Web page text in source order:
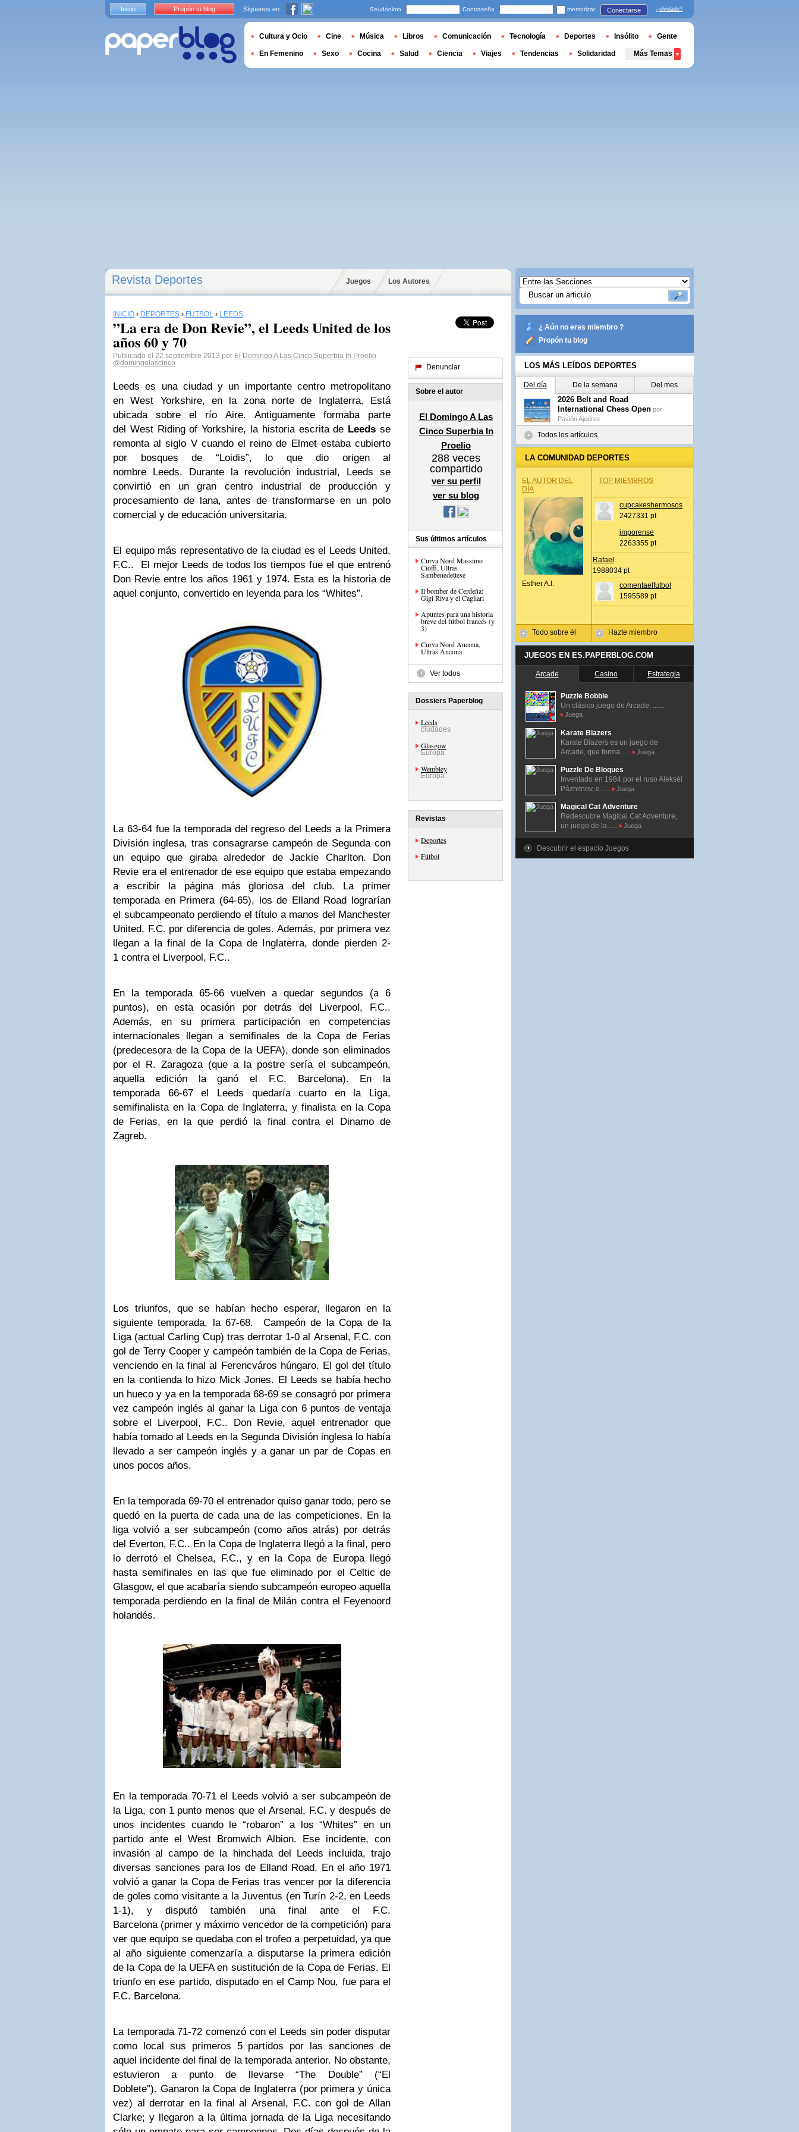
Revista Deportes Juegos Los Autores
INICIO › DEPORTES › FÚTBOL › LEEDS
”La era de Don Revie”, el Leeds United de los
años 60 y 70
Publicado el 22 septiembre 2013 por El Domingo A Las Cinco Superbia In Proelio
@domingolascinco
Leeds es una ciudad y un importante centro metropolitano
en West Yorkshire, en la zona norte de Inglaterra. Está
ubicada sobre el río Aire. Antiguamente formaba parte
del West Riding of Yorkshire, la historia escrita de Leeds se
remonta al siglo V cuando el reino de Elmet estaba cubierto
por bosques de “Loidis”, lo que dio origen al
nombre Leeds. Durante la revolución industrial, Leeds se
convirtió en un gran centro industrial de producción y
procesamiento de lana, antes de transformarse en un polo
comercial y de educación universitaria.
El equipo más representativo de la ciudad es el Leeds United,
F.C.. El mejor Leeds de todos los tiempos fue el que entrenó
Don Revie entre los años 1961 y 1974. Esta es la historia de
aquel conjunto, convertido en leyenda para los “Whites”.
La 63-64 fue la temporada del regreso del Leeds a la Primera
División inglesa, tras consagrarse campeón de Segunda con
un equipo que giraba alrededor de Jackie Charlton. Don
Revie era el entrenador de ese equipo que estaba empezando
a escribir la página más gloriosa del club. La primer
temporada en Primera (64-65), los de Elland Road lograrían
el subcampeonato perdiendo el título a manos del Manchester
United, F.C. por diferencia de goles. Además, por primera vez
llegan a la final de la Copa de Inglaterra, donde pierden 2-
1 contra el Liverpool, F.C..
En la temporada 65-66 vuelven a quedar segundos (a 6
puntos), en esta ocasión por detrás del Liverpool, F.C..
Además, en su primera participación en competencias
internacionales llegan a semifinales de la Copa de Ferias
(predecesora de la Copa de la UEFA), donde son eliminados
por el R. Zaragoza (que a la postre sería el subcampeón,
aquella edición la ganó el F.C. Barcelona). En la
temporada 66-67 el Leeds quedaría cuarto en la Liga,
semifinalista en la Copa de Inglaterra, y finalista en la Copa
de Ferias, en la que perdió la final contra el Dinamo de
Zagreb.
Los triunfos, que se habían hecho esperar, llegaron en la
siguiente temporada, la 67-68. Campeón de la Copa de la
Liga (actual Carling Cup) tras derrotar 1-0 al Arsenal, F.C. con
gol de Terry Cooper y campeón también de la Copa de Ferias,
venciendo en la final al Ferencváros húngaro. El gol del título
en la contienda lo hizo Mick Jones. El Leeds se había hecho
un hueco y ya en la temporada 68-69 se consagró por primera
vez campeón inglés al ganar la Liga con 6 puntos de ventaja
sobre el Liverpool, F.C.. Don Revie, aquel entrenador que
había tomado al Leeds en la Segunda División inglesa lo había
llevado a ser campeón inglés y a ganar un par de Copas en
unos pocos años.
En la temporada 69-70 el entrenador quiso ganar todo, pero se
quedó en la puerta de cada una de las competiciones. En la
liga volvió a ser subcampeón (como años atrás) por detrás
del Everton, F.C.. En la Copa de Inglaterra llegó a la final, pero
lo derrotó el Chelsea, F.C., y en la Copa de Europa llegó
hasta semifinales en las que fue eliminado por el Celtic de
Glasgow, el que acabaría siendo subcampeón europeo aquella
temporada perdiendo en la final de Milán contra el Feyenoord
holandés.
En la temporada 70-71 el Leeds volvió a ser subcampeón de
la Liga, con 1 punto menos que el Arsenal, F.C. y después de
unos incidentes cuando le “robaron” a los “Whites” en un
partido ante el West Bromwich Albion. Ese incidente, con
invasión al campo de la hinchada del Leeds incluida, trajo
diversas sanciones para los de Elland Road. En el año 1971
volvió a ganar la Copa de Ferias tras vencer por la diferencia
de goles como visitante a la Juventus (en Turín 2-2, en Leeds
1-1), y disputó también una final ante el F.C.
Barcelona (primer y máximo vencedor de la competición) para
ver que equipo se quedaba con el trofeo a perpetuidad, ya que
al año siguiente comenzaría a disputarse la primera edición
de la Copa de la UEFA en sustitución de la Copa de Ferias. El
triunfo en ese partido, disputado en el Camp Nou, fue para el
F.C. Barcelona.
La temporada 71-72 comenzó con el Leeds sin poder disputar
como local sus primeros 5 partidos por las sanciones de
aquel incidente del final de la temporada anterior. No obstante,
estuvieron a punto de llevarse “The Double” (“El
Doblete”). Ganaron la Copa de Inglaterra (por primera y única
vez) al derrotar en la final al Arsenal, F.C. con gol de Allan
Clarke; y llegaron a la última jornada de la Liga necesitando
Denunciar
Sobre el autor
El Domingo A Las
Cinco Superbia In
Proelio
288 veces
compartido
ver su perfil
ver su blog
Sus últimos artículos
Curva Nord Massimo
Cioffi, Ultras
Sambenedettese
Il bomber de Cerdeña:
Gigi Riva y el Cagliari
Apuntes para una historia
breve del fútbol francés (y
3)
Curva Nord Ancona,
Ultras Ancona
Ver todos
Dossiers Paperblog
Leeds
ciudades
Glasgow
Europa
Wembley
Europa
Revistas
Deportes
Fútbol
¿ Aún no eres miembro ?
Propón tu blog
LOS MÁS LEÍDOS DEPORTES
Del día De la semana Del mes
2026 Belt and Road
International Chess Open por
Pasión Ajedrez
Todos los artículos
LA COMUNIDAD DEPORTES
EL AUTOR DEL
DÍA
Esther A.l.
Todo sobre él
TOP MIEMBROS
cupcakeshermosos
2427331 pt
jmporense
2263355 pt
Rafael
1988034 pt
comentaelfutbol
1595589 pt
Hazte miembro
JUEGOS EN ES.PAPERBLOG.COM
Arcade Casino Estrategia
Puzzle Bobble
Un clásico juego de Arcade. ......
Juega
Karate Blazers
Karate Blazers es un juego de
Arcade, que forma......
Juega
Puzzle De Bloques
Inventado en 1984 por el ruso Alekséi
Pázhitnov, e......
Juega
Magical Cat Adventure
Redescubre Magical Cat Adventure,
un juego de la......
Juega
Descubrir el espacio Juegos
Inicio Propón tu blog Síguenos en Seudónimo Contraseña memorizar Conectarse ¿olvidado?
Cultura y Ocio Cine Música Libros Comunicación Tecnología Deportes Insólito Gente
En Femenino Sexo Cocina Salud Ciencia Viajes Tendencias Solidaridad Más Temas